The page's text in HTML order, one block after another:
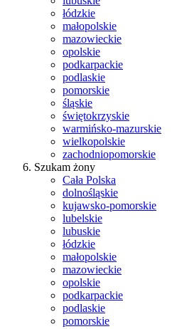
łódzkie
małopolskie
mazowieckie
opolskie
podkarpackie
podlaskie
pomorskie
śląskie
świętokrzyskie
warmińsko-mazurskie
wielkopolskie
zachodniopomorskie
Szukam żony
Cała Polska
dolnośląskie
kujawsko-pomorskie
lubelskie
lubuskie
łódzkie
małopolskie
mazowieckie
opolskie
podkarpackie
podlaskie
pomorskie